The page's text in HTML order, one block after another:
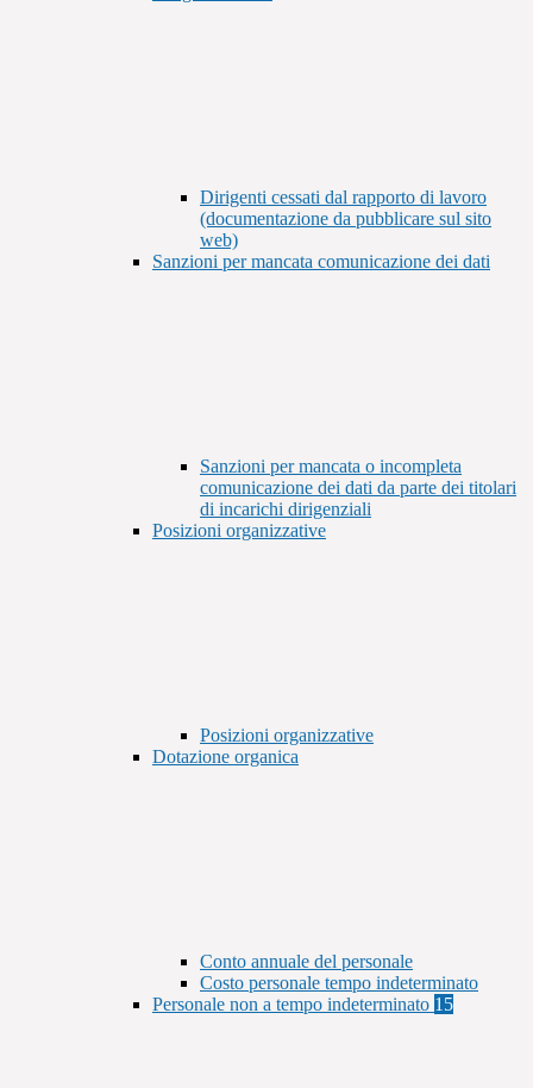
Dirigenti cessati dal rapporto di lavoro
(documentazione da pubblicare sul sito
web)
Sanzioni per mancata comunicazione dei dati
Sanzioni per mancata o incompleta
comunicazione dei dati da parte dei titolari
di incarichi dirigenziali
Posizioni organizzative
Posizioni organizzative
Dotazione organica
Conto annuale del personale
Costo personale tempo indeterminato
Personale non a tempo indeterminato 15